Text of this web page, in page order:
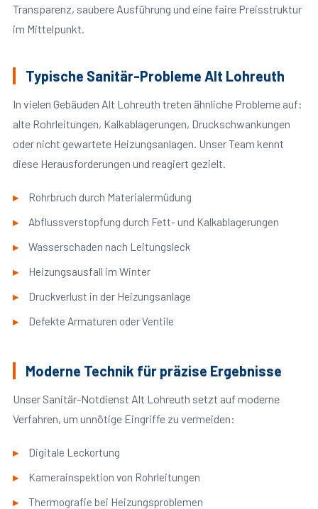
Transparenz, saubere Ausführung und eine faire Preisstruktur
im Mittelpunkt.
Typische Sanitär-Probleme Alt Lohreuth
In vielen Gebäuden Alt Lohreuth treten ähnliche Probleme auf:
alte Rohrleitungen, Kalkablagerungen, Druckschwankungen
oder nicht gewartete Heizungsanlagen. Unser Team kennt
diese Herausforderungen und reagiert gezielt.
Rohrbruch durch Materialermüdung
Abflussverstopfung durch Fett- und Kalkablagerungen
Wasserschaden nach Leitungsleck
Heizungsausfall im Winter
Druckverlust in der Heizungsanlage
Defekte Armaturen oder Ventile
Moderne Technik für präzise Ergebnisse
Unser Sanitär-Notdienst Alt Lohreuth setzt auf moderne
Verfahren, um unnötige Eingriffe zu vermeiden:
Digitale Leckortung
Kamerainspektion von Rohrleitungen
Thermografie bei Heizungsproblemen